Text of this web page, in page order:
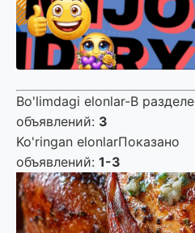
Bo'limdagi elonlar-В разделе
объявлений: 3
Ko'ringan elonlarПоказано
объявлений: 1-3